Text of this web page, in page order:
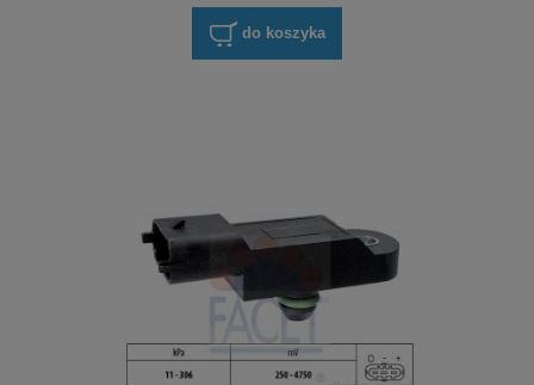
do koszyka